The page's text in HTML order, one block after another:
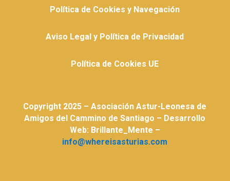
Política de Cookies y Navegación
Aviso Legal y Política de Privacidad
Política de Cookies UE
Copyright 2025 – Asociación Astur-Leonesa de
Amigos del Cammino de Santiago – Desarrollo
Web: Brillante_Mente –
info@whereisasturias.com